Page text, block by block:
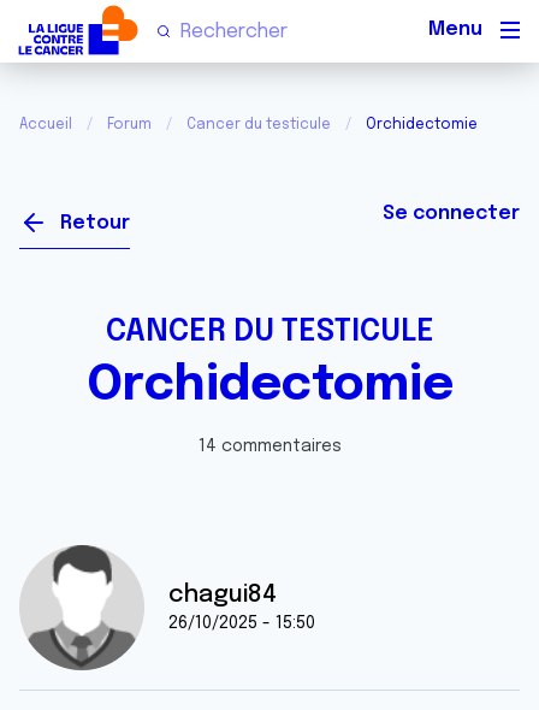
Accueil Forum Cancer du testicule Orchidectomie
Retour Se connecter
CANCER DU TESTICULE
Orchidectomie
14 commentaires
chagui84
26/10/2025 - 15:50